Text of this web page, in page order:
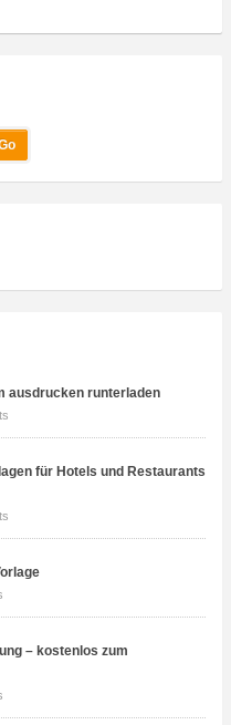
ausdrucken runterladen
für Hotels und Restaurants
– kostenlos zum